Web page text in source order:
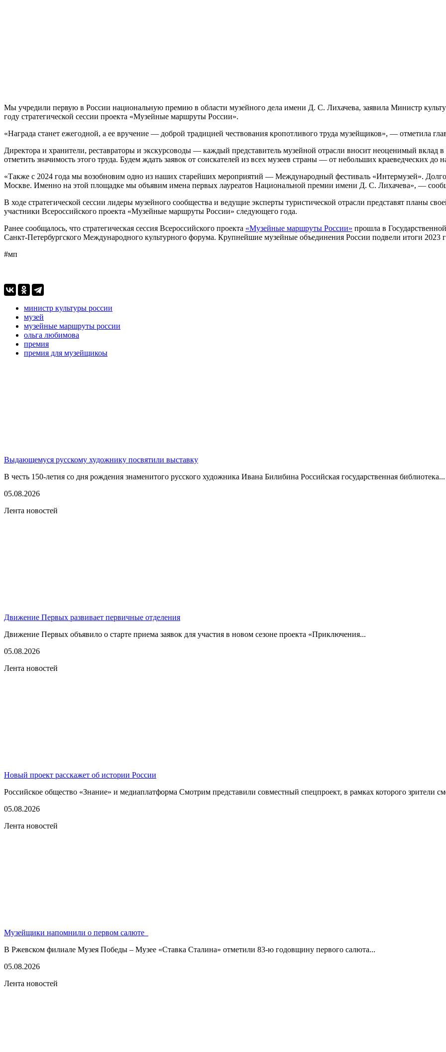
Мы учредили первую в России национальную премию в области музейного дела имени Д. С. Лихачева, заявила Министр
году стратегической сессии проекта «Музейные маршруты России».
«Награда станет ежегодной, а ее вручение — доброй традицией чествования кропотливого труда музейщиков», — отметила
Директора и хранители, реставраторы и экскурсоводы — каждый представитель музейной отрасли вносит неоценимый вклад
отметить значимость этого труда. Будем ждать заявок от соискателей из всех музеев страны — от небольших краеведческих
«Также с 2024 года мы возобновим одно из наших старейших мероприятий — Международный фестиваль «Интермузей».
Москве. Именно на этой площадке мы объявим имена первых лауреатов Национальной премии имени Д. С. Лихачева», —
В ходе стратегической сессии лидеры музейного сообщества и ведущие эксперты туристической отрасли представят планы
участники Всероссийского проекта «Музейные маршруты России» следующего года.
Ранее сообщалось, что стратегическая сессия Всероссийского проекта «Музейные маршруты России» прошла в
Санкт-Петербургского Международного культурного форума. Крупнейшие музейные объединения России подвели итоги 2023
#мп
министр культуры россии
музей
музейные маршруты россии
ольга любимова
премия
премия для музейщикоы
Выдающемуся русскому художнику посвятили выставку
В честь 150-летия со дня рождения знаменитого русского художника Ивана Билибина Российская государственная библиотека...
05.08.2026
Лента новостей
Движение Первых развивает первичные отделения
Движение Первых объявило о старте приема заявок для участия в новом сезоне проекта «Приключения...
05.08.2026
Лента новостей
Новый проект расскажет об истории России
Российское общество «Знание» и медиаплатформа Смотрим представили совместный спецпроект, в рамках которого зрители
05.08.2026
Лента новостей
Музейщики напомнили о первом салюте
В Ржевском филиале Музея Победы – Музее «Ставка Сталина» отметили 83-ю годовщину первого салюта...
05.08.2026
Лента новостей